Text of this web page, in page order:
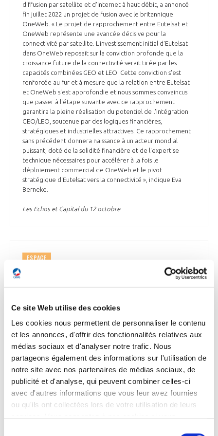
Ce site Web utilise des cookies
Les cookies nous permettent de personnaliser le contenu
et les annonces, d'offrir des fonctionnalités relatives aux
médias sociaux et d'analyser notre trafic. Nous
partageons également des informations sur l'utilisation de
notre site avec nos partenaires de médias sociaux, de
publicité et d'analyse, qui peuvent combiner celles-ci
avec d'autres informations que vous leur avez fournies
ou qu'ils ont collectées lors de votre utilisation de leurs
diffusion par satellite et d'internet à haut débit, a annoncé
fin juillet 2022 un projet de fusion avec le britannique
OneWeb. « Le projet de rapprochement entre Eutelsat et
OneWeb représente une avancée décisive pour la
connectivité par satellite. L'investissement initial d'Eutelsat
dans OneWeb reposait sur la conviction profonde que la
croissance future de la connectivité serait tirée par les
capacités combinées GEO et LEO. Cette conviction s'est
renforcée au fur et à mesure que la relation entre Eutelsat
et OneWeb s'est approfondie et nous sommes convaincus
que passer à l'étape suivante avec ce rapprochement
garantira la pleine réalisation du potentiel de l'intégration
GEO/LEO, soutenue par des logiques financières,
stratégiques et industrielles attractives. Ce rapprochement
sans précédent donnera naissance à un acteur mondial
puissant, doté de la solidité financière et de l'expertise
technique nécessaires pour accélérer à la fois le
déploiement commercial de OneWeb et le pivot
stratégique d'Eutelsat vers la connectivité », indique Eva
Berneke.
Les Echos et Capital du 12 octobre
ESPACE
Une fusée japonaise s’autodétruit à la suite
JAXA, a envoyé un ordre d’autodestruction au lanceur
constaté un problème lors du lancement. « La fusée ne peut
pas poursuivre son vol en toute sécurité, à cause du danger
qu’elle représenterait si elle s’écrasait au sol », a déclaré un
responsable de la JAXA à la chaîne japonaise TBS. « Donc
nous avons pris des mesures pour éviter un tel incident, et
responsable, sans fournir de détail sur l’origine du problème.
Il s’agissait du sixième lancement d’une fusée Epsilon, un
modèle à combustible solide de la JAXA dont les vols (non